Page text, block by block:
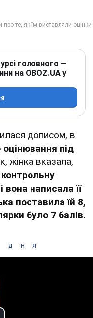
головного —
на OBOZ.UA у
дописом, в
під
жінка вказала,
і вона написала її
поставила їй 8,
було 7 балів.
дня